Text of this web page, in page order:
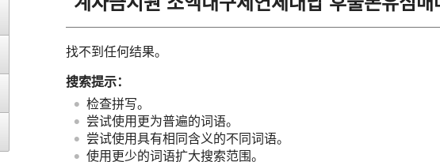
找不到任何结果。
搜索提示：
检查拼写。
尝试使用更为普遍的词语。
尝试使用具有相同含义的不同词语。
使用更少的词语扩大搜索范围。